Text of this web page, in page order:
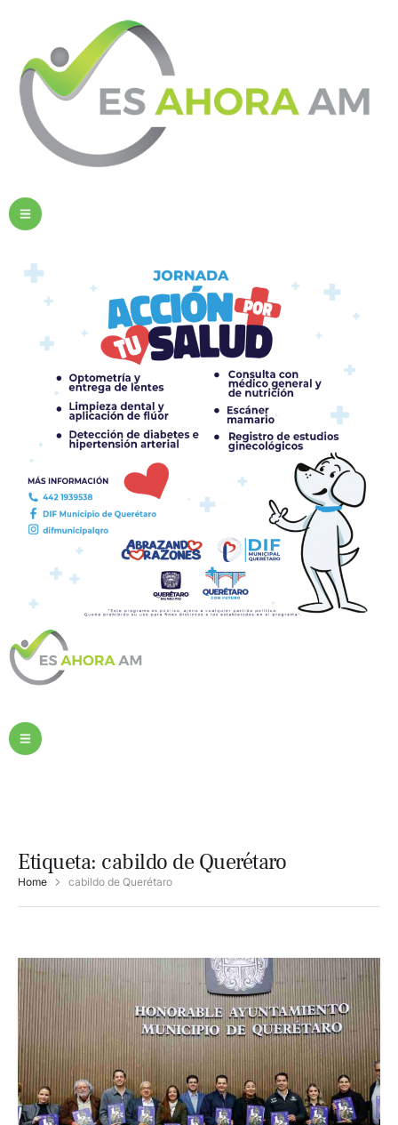
Etiqueta: cabildo de Querétaro
Home cabildo de Querétaro